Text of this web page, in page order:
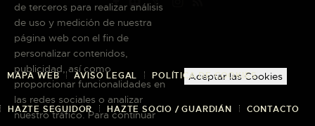
MAPA WEB AVISO LEGAL POLÍTICA DE COOKIES
HAZTE SEGUIDOR HAZTE SOCIO / GUARDIÁN CONTACTO
de terceros para realizar análisis
de uso y medición de nuestra
página web con el fin de
personalizar contenidos,
publicidad, así como
proporcionar funcionalidades en
las redes sociales o analizar
nuestro tráfico. Para continuar
Aceptar las Cookies